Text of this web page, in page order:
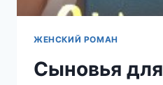
ЖЕНСКИЙ РОМАН
Сыновья